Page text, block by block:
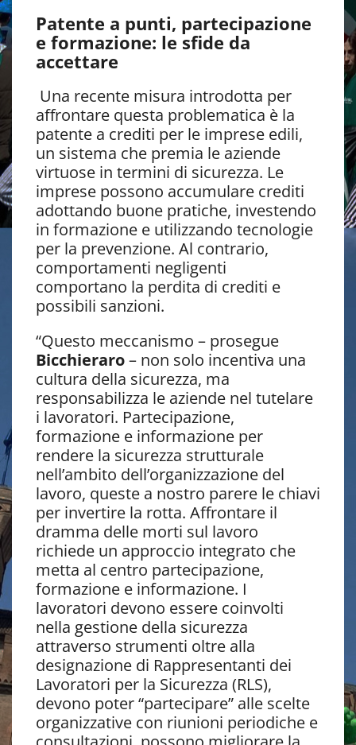
Patente a punti, partecipazione
e formazione: le sfide da
accettare
Una recente misura introdotta per
affrontare questa problematica è la
patente a crediti per le imprese edili,
un sistema che premia le aziende
virtuose in termini di sicurezza. Le
imprese possono accumulare crediti
adottando buone pratiche, investendo
in formazione e utilizzando tecnologie
per la prevenzione. Al contrario,
comportamenti negligenti
comportano la perdita di crediti e
possibili sanzioni.
“Questo meccanismo – prosegue
Bicchieraro– non solo incentiva una
cultura della sicurezza, ma
responsabilizza le aziende nel tutelare
i lavoratori. Partecipazione,
formazione e informazione per
rendere la sicurezza strutturale
nell’ambito dell’organizzazione del
lavoro, queste a nostro parere le chiavi
per invertire la rotta. Affrontare il
dramma delle morti sul lavoro
richiede un approccio integrato che
metta al centro partecipazione,
formazione e informazione. I
lavoratori devono essere coinvolti
nella gestione della sicurezza
attraverso strumenti oltre alla
designazione di Rappresentanti dei
Lavoratori per la Sicurezza (RLS),
devono poter “partecipare” alle scelte
organizzative con riunioni periodiche e